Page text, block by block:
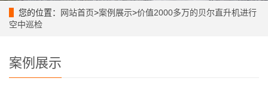
您的位置： 网站首页>案例展示>价值2000多万的贝尔直升机进行
空中巡检
案例展示